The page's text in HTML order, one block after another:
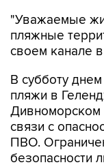
"Уважаемые
пляжные
своем канале
В субботу
пляжи в
Дивноморском
связи с
ПВО.
безопасности